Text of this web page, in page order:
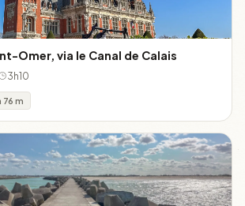
Omer, via le Canal de Calais
3h10
76 m